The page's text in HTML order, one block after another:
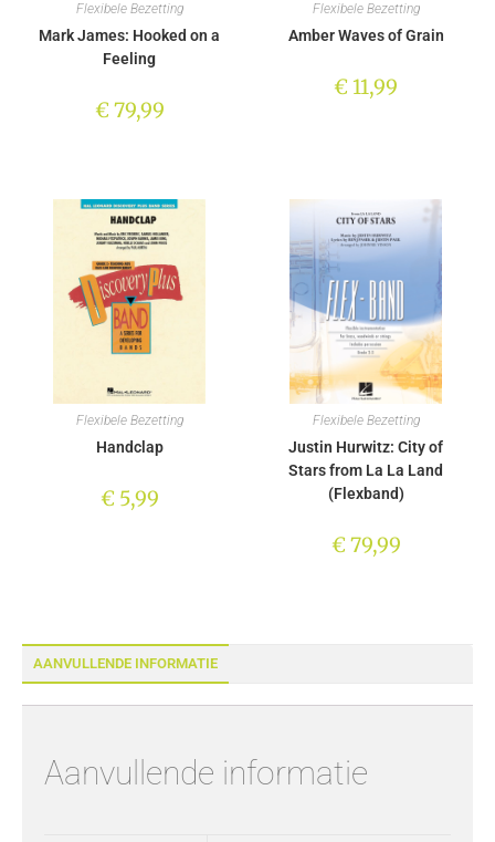
AANVULLENDE INFORMATIE
Aanvullende informatie
Flexibele Bezetting
Mark James: Hooked on a
Feeling
€79,99
Flexibele Bezetting
Amber Waves of Grain
€11,99
Flexibele Bezetting
Handclap
€5,99
Flexibele Bezetting
Justin Hurwitz: City of
Stars from La La Land
(Flexband)
€79,99